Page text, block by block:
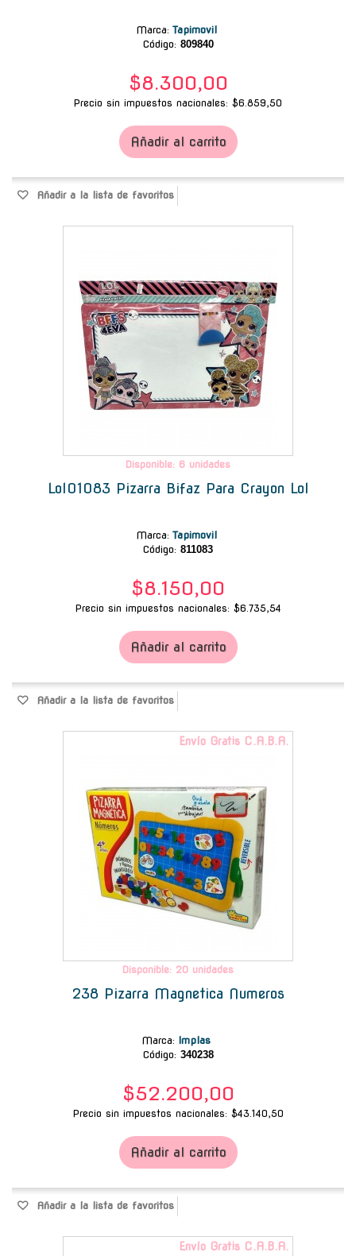
Marca: Tapimovil
Código: 809840
$8.300,00
Precio sin impuestos nacionales: $6.859,50
Añadir al carrito
Añadir a la lista de favoritos
Disponible: 6 unidades
Lol01083 Pizarra Bifaz Para Crayon Lol
Marca: Tapimovil
Código: 811083
$8.150,00
Precio sin impuestos nacionales: $6.735,54
Añadir al carrito
Añadir a la lista de favoritos
Envío Gratis C.A.B.A.
Disponible: 20 unidades
238 Pizarra Magnetica Numeros
Marca: Implas
Código: 340238
$52.200,00
Precio sin impuestos nacionales: $43.140,50
Añadir al carrito
Añadir a la lista de favoritos
Envío Gratis C.A.B.A.